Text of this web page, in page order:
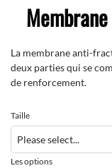
La membrane anti-
deux parties qui se
de renforcement.
Taille
Les options